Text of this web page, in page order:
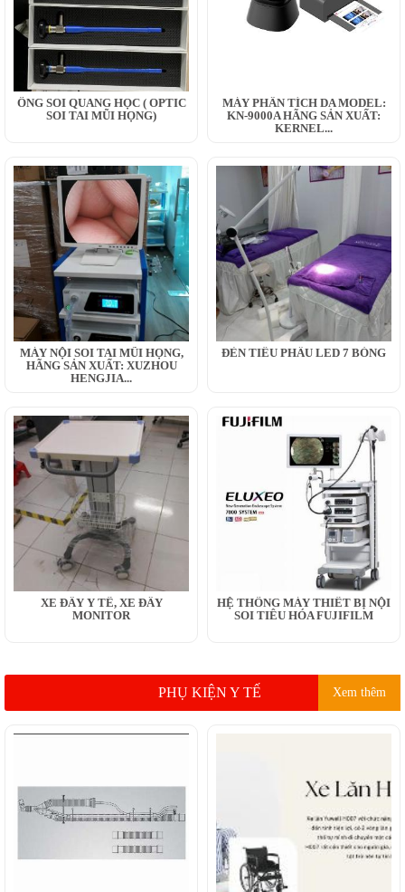
ỐNG SOI QUANG HỌC ( OPTIC
SOI TAI MŨI HỌNG)
MÁY PHÂN TÍCH DA MODEL:
KN-9000A HÃNG SẢN XUẤT:
KERNEL...
MÁY NỘI SOI TAI MŨI HỌNG,
HÃNG SẢN XUẤT: XUZHOU
HENGJIA...
ĐÈN TIỂU PHẪU LED 7 BÓNG
XE ĐẨY Y TẾ, XE ĐẨY
MONITOR
HỆ THỐNG MÁY THIẾT BỊ NỘI
SOI TIÊU HÓA FUJIFILM
PHỤ KIỆN Y TẾ Xem thêm